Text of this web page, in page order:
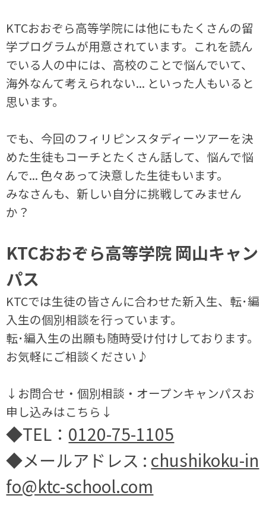
KTCおおぞら高等学院には他にもたくさんの留
学プログラムが用意されています。これを読ん
でいる人の中には、高校のことで悩んでいて、
海外なんて考えられない... といった人もいると
思います。
でも、今回のフィリピンスタディーツアーを決
めた生徒もコーチとたくさん話して、悩んで悩
んで... 色々あって決意した生徒もいます。
みなさんも、新しい自分に挑戦してみません
か？
KTCおおぞら高等学院 岡山キャン
パス
KTCでは生徒の皆さんに合わせた新入生、転･編
入生の個別相談を行っています。
転･編入生の出願も随時受け付けしております。
お気軽にご相談ください♪
↓お問合せ・個別相談・オープンキャンパスお
申し込みはこちら↓
◆TEL： 0120-75-1105
◆メールアドレス : chushikoku-in
fo@ktc-school.com